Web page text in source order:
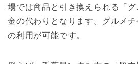
場では商品と引き換えられる「
金の代わりとなります。グルメ
の利用が可能です。